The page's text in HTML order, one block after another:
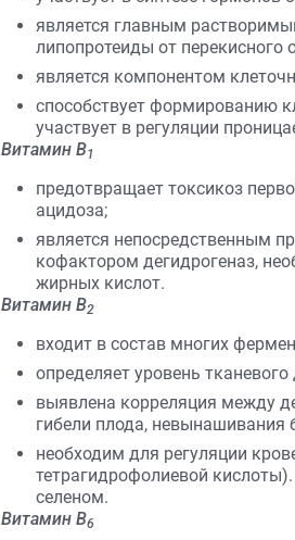
является главным
липопротеиды от перекисного
является компонентом
способствует формированию
участвует в регуляции
Витамин В1
предотвращает токсикоз
ацидоза;
является непосредственным
кофактором дегидрогеназ,
жирных кислот.
Витамин В2
входит в состав многих
определяет уровень
выявлена корреляция между
гибели плода, невынашивания
необходим для регуляции
тетрагидрофолиевой
селеном.
Витамин В6